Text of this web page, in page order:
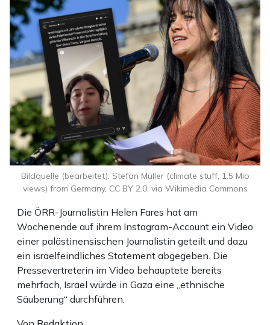
Die ÖRR-Journalistin Helen Fares hat am
Wochenende auf ihrem Instagram-Account ein Video
einer palästinensischen Journalistin geteilt und dazu
ein israelfeindliches Statement abgegeben. Die
Pressevertreterin im Video behauptete bereits
mehrfach, Israel würde in Gaza eine „ethnische
Säuberung“ durchführen.
Bildquelle (bearbeitet): Stefan Müller (climate stuff, 1.5 Mio
views) from Germany, CC BY 2.0, via Wikimedia Commons